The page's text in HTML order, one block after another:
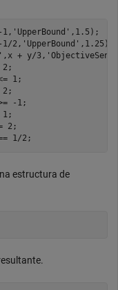
1, 'UpperBound' ,1.5);
1/2, 'UpperBound' ,1.25);
,x + y/3,
2;
1;
2;
-1;
1;
2;
1/2;
estructura de